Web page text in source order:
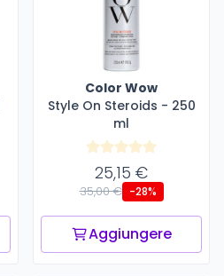
Color Wow
Style On Steroids - 250
ml
25,15 €
35,00 € -28%
Aggiungere